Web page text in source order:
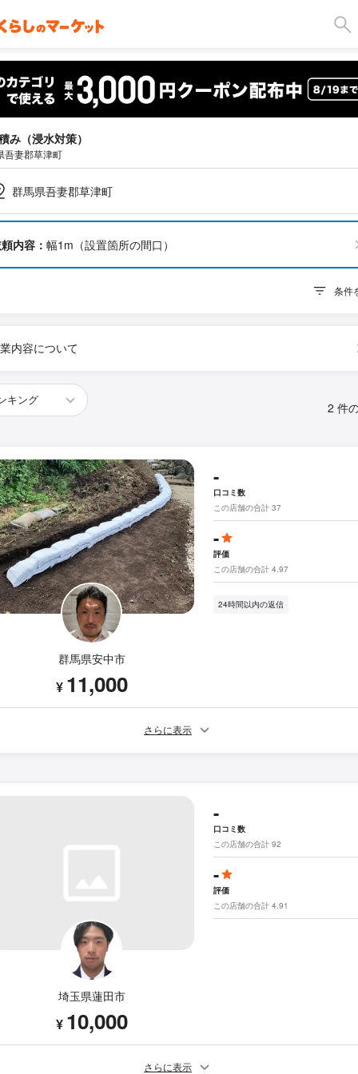
み（浸水対策）
吾妻郡草津町
群馬県吾妻郡草津町
内容： 幅1m（設置箇所の間口）
条件
内容について
2 件
群馬県安中市
¥ 11,000
-
口コミ数
この店舗の合計 37
-
評価
この店舗の合計 4.97
24時間以内の返信
さらに表示
埼玉県蓮田市
¥ 10,000
-
口コミ数
この店舗の合計 92
-
評価
この店舗の合計 4.91
さらに表示